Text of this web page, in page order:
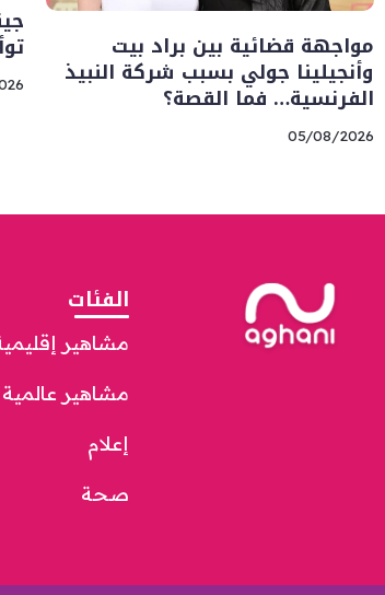
مواجهة قضائية بين براد بيت
وأنجيلينا جولي بسبب شركة النبيذ
الفرنسية… فما القصة؟
05/08/2026
الفئات
مشاهير
مشاهير عالمية
إعلام
صحة